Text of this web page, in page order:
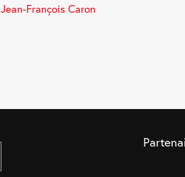
Jean-François Caron